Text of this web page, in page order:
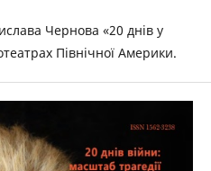
Чернова «20 днів у
Північної Америки.